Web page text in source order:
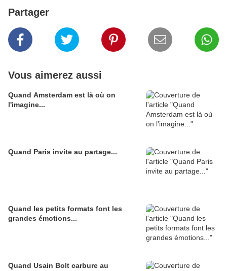
Partager
Vous aimerez aussi
Quand Amsterdam est là où on
l'imagine...
Quand Paris invite au partage...
Quand les petits formats font les
grandes émotions...
Quand Usain Bolt carbure au